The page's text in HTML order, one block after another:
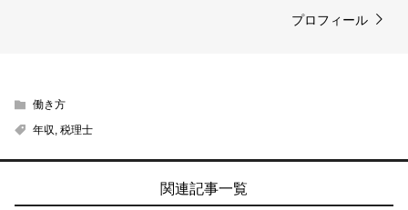
プロフィール
働き方
年収, 税理士
関連記事一覧